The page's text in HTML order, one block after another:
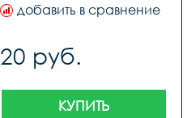
добавить в сравнение
20 руб.
КУПИТЬ